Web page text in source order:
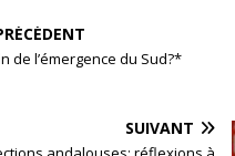
de l’émergence du Sud?*
SUIVANT